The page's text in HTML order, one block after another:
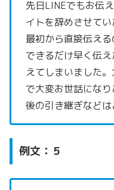
先日LINEでもお伝
イトを辞めさせてい
最初から直接伝える
できるだけ早く伝
えてしまいました
で大変お世話にな
後の引き継ぎなどは
例文：５